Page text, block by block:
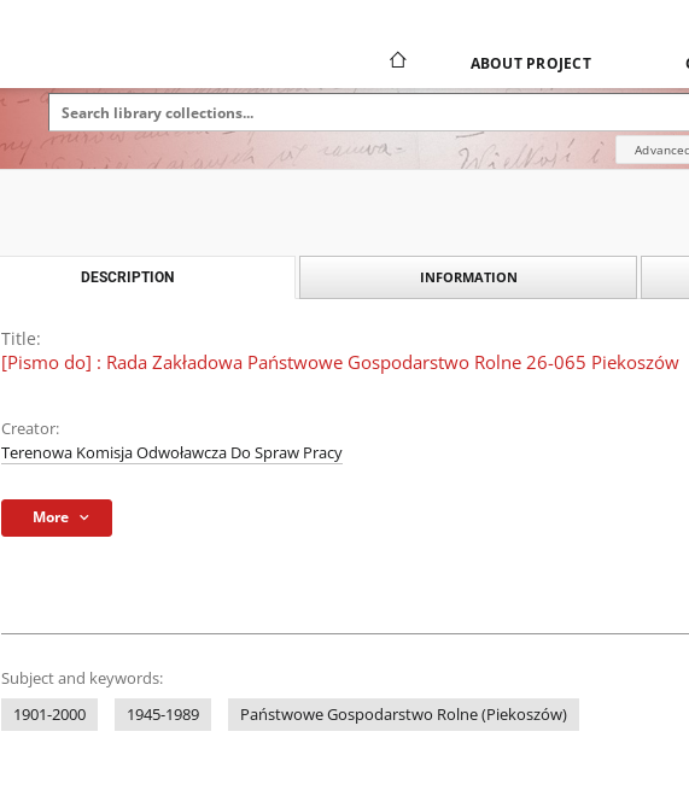
ABOUT PROJECT
DESCRIPTION INFORMATION
Title:
[Pismo do] : Rada Zakładowa Państwowe Gospodarstwo Rolne 26-065 Piekoszów
Creator:
Terenowa Komisja Odwoławcza Do Spraw Pracy
More
Subject and keywords:
1901-2000
1945-1989 Państwowe Gospodarstwo Rolne (Piekoszów)